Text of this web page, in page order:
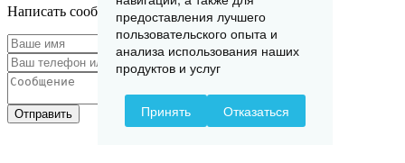
Написать сообщение
Отправить
предоставления лучшего
пользовательского опыта и
анализа использования наших
продуктов и услуг
Принять Отказаться